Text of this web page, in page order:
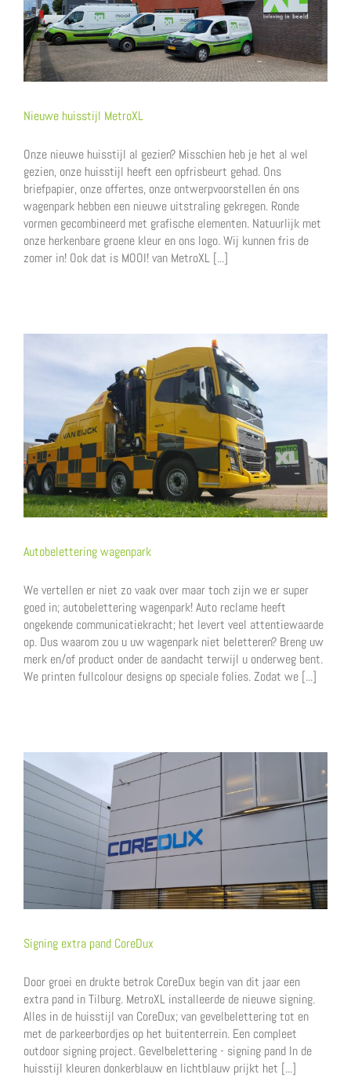
Nieuwe huisstijl MetroXL
Onze nieuwe huisstijl al gezien? Misschien heb je het al wel
gezien, onze huisstijl heeft een opfrisbeurt gehad. Ons
briefpapier, onze offertes, onze ontwerpvoorstellen én ons
wagenpark hebben een nieuwe uitstraling gekregen. Ronde
vormen gecombineerd met grafische elementen. Natuurlijk met
onze herkenbare groene kleur en ons logo. Wij kunnen fris de
zomer in! Ook dat is MOOI! van MetroXL [...]
Autobelettering wagenpark
We vertellen er niet zo vaak over maar toch zijn we er super
goed in; autobelettering wagenpark! Auto reclame heeft
ongekende communicatiekracht; het levert veel attentiewaarde
op. Dus waarom zou u uw wagenpark niet beletteren? Breng uw
merk en/of product onder de aandacht terwijl u onderweg bent.
We printen fullcolour designs op speciale folies. Zodat we [...]
Signing extra pand CoreDux
Door groei en drukte betrok CoreDux begin van dit jaar een
extra pand in Tilburg. MetroXL installeerde de nieuwe signing.
Alles in de huisstijl van CoreDux; van gevelbelettering tot en
met de parkeerbordjes op het buitenterrein. Een compleet
outdoor signing project. Gevelbelettering - signing pand In de
huisstijl kleuren donkerblauw en lichtblauw prijkt het [...]